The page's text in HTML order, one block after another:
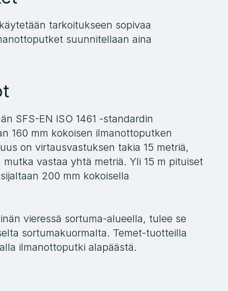
tarkoitukseen sopivaa
suunnitellaan aina
SFS-EN ISO 1461 -standardin
160 mm kokoisen ilmanottoputken
on virtausvastuksen takia 15 metriä,
vastaa yhtä metriä. Yli 15 m pituiset
200 mm kokoisella
vieressä sortuma-alueella, tulee se
sortumakuormalta. Temet-tuotteilla
ilmanottoputki alapäästä.